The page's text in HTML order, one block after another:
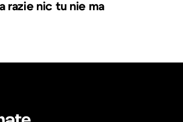
razie nic tu nie ma